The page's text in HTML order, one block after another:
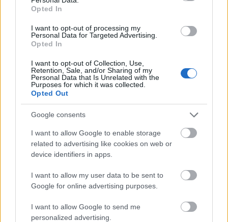
Opted In
I want to opt-out of processing my
Personal Data for Targeted Advertising.
Opted In
I want to opt-out of Collection, Use,
Retention, Sale, and/or Sharing of my
Personal Data that Is Unrelated with the
Purposes for which it was collected.
Opted Out
Google consents
I want to allow Google to enable storage
related to advertising like cookies on web or
device identifiers in apps.
I want to allow my user data to be sent to
Google for online advertising purposes.
I want to allow Google to send me
personalized advertising.
jöhet. Sőt. Az utóbbi két album merész őrült
pszichedéliája nemcsak bátor váltás volt, de
napjaink egyik legizgalmasabb együttesévé is tette
őket. Ezt a pszichedelikus kavalkádot élőben a
háttérvetítés viszhangozza leginkább, amihez még
csak hasonlóan elborultat sem láttunk soha. Kár,
hogy ezek a részletgazdagabb, sűrű dalok nem
mindig hallatszottak a legjobban, amibe lehet az
egyre romló időjárás is belejátszott, ki tudja. Azért
mindennek ellenére remek volt látni (még ha a
szakadó eső miatt kissé homályosan is) ezt a kicsit
geek, kicsit (na jó, nagyon) a Flaming Lips-re
emlékeztető zenekart, akik jobb körülmények között
bizonyára még ennél is emlékezetesebb koncertet
adtak volna. De majd legközelebb.
És hogy miért érte meg bejelentkezni a
Telekom
Zenekocsi apphasználatára? Nemcsak azért, mert
olyan útitársakat kaptunk magunk mellé, akikkel
nem volt vita, hogy a háromórás kocsiút alatt milyen